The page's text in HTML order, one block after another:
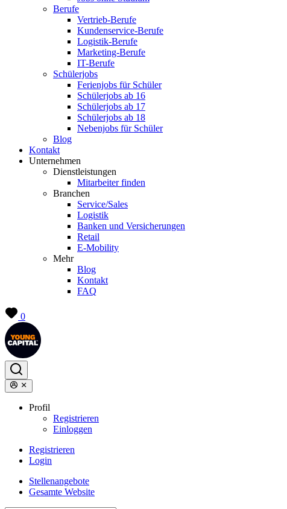
Berufe
Vertrieb-Berufe
Kundenservice-Berufe
Logistik-Berufe
Marketing-Berufe
IT-Berufe
Schülerjobs
Ferienjobs für Schüler
Schülerjobs ab 16
Schülerjobs ab 17
Schülerjobs ab 18
Nebenjobs für Schüler
Blog
Kontakt
Unternehmen
Dienstleistungen
Mitarbeiter finden
Branchen
Service/Sales
Logistik
Banken und Versicherungen
Retail
E-Mobility
Mehr
Blog
Kontakt
FAQ
0
Profil
Registrieren
Einloggen
Registrieren
Login
Stellenangebote
Gesamte Website